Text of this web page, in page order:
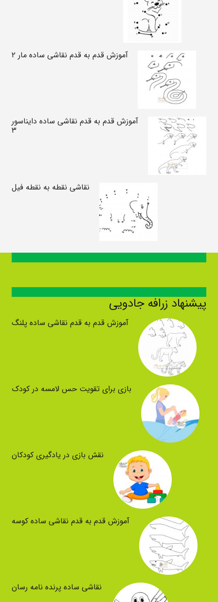
آموزش قدم به قدم نقاشی ساده مار ۲
آموزش قدم به قدم نقاشی ساده دایناسور
۳
نقاشی نقطه به نقطه فیل
پیشنهاد زرافه جادویی
آموزش قدم به قدم نقاشی ساده پلنگ
بازی برای تقویت حس لامسه در کودک
نقش بازی در یادگیری کودکان
آموزش قدم به قدم نقاشی ساده کوسه
نقاشی ساده پرنده نامه رسان